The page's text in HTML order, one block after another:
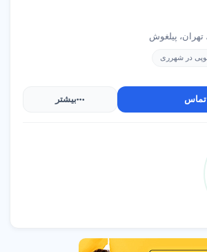
تهران، پیلغوش
در شهرری
تماس بیشتر